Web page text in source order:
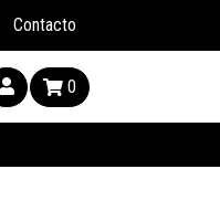
Contacto
0